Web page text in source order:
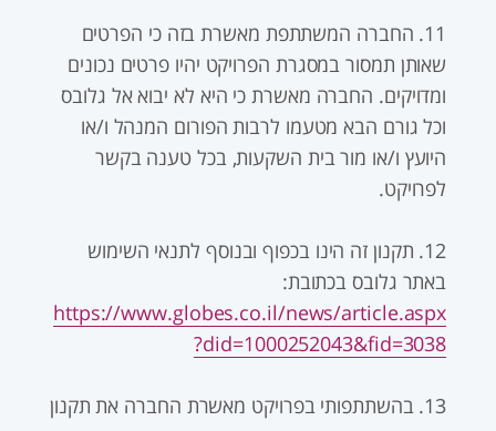
11. החברה המשתתפת מאשרת בזה כי הפרטים
שאותן תמסור במסגרת הפרויקט יהיו פרטים נכונים
ומדויקים. החברה מאשרת כי היא לא יבוא אל גלובס
וכל גורם הבא מטעמו לרבות הפורום המנהל ו/או
היועץ ו/או מור בית השקעות, בכל טענה בקשר
לפרויקט.
12. תקנון זה הינו בכפוף ובנוסף לתנאי השימוש
באתר גלובס בכתובת:
https://www.globes.co.il/news/article.aspx
?did=1000252043&fid=3038
13. בהשתתפותי בפרויקט מאשרת החברה את תקנון